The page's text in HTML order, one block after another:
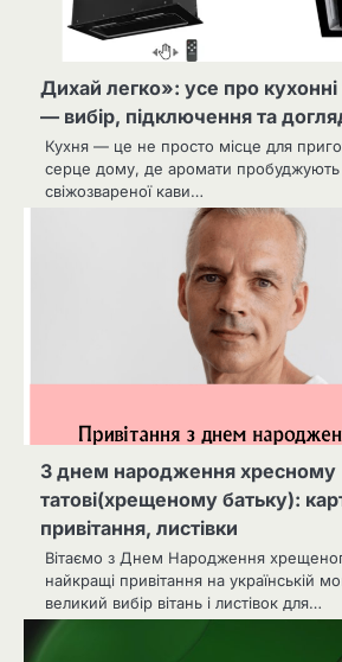
Дихай легко»: усе про
— вибір, підключення та
Кухня — це не просто місце для
серце дому, де аромати пробуджують
свіжозвареної кави…
З днем народження хресному
татові(хрещеному батьку):
привітання, листівки
Вітаємо з Днем Народження
найкращі привітання на українській
великий вибір вітань і листівок для…